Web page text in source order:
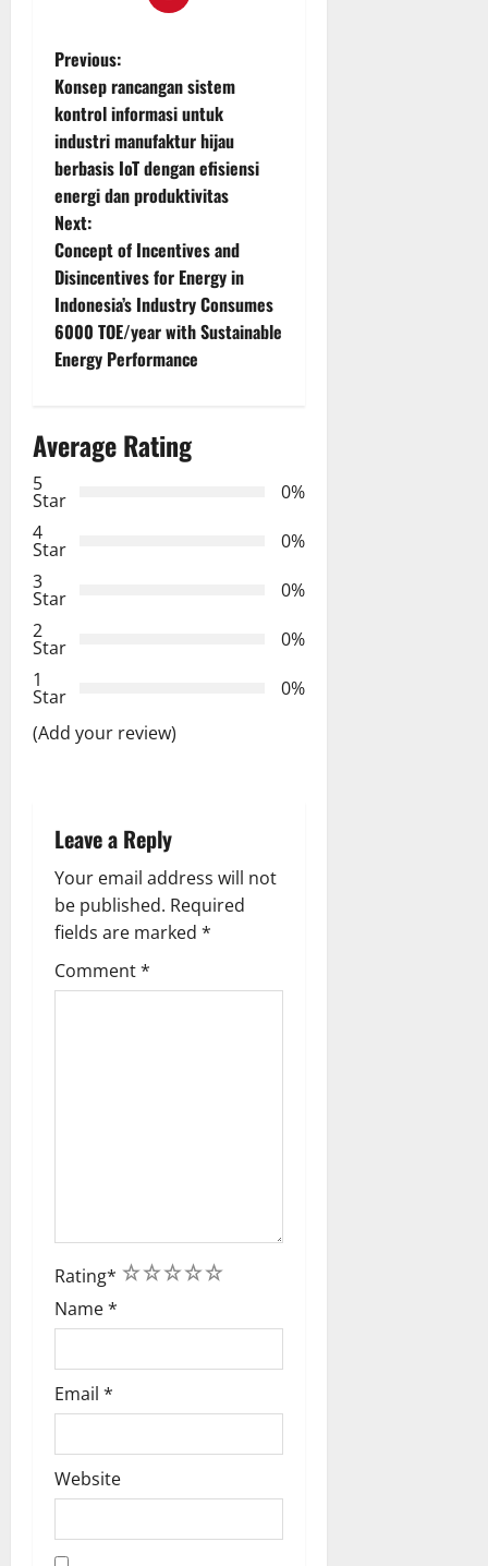
P
o
s
t
n
a
v
g
i
o
n
Previous:
Konsep rancangan sistem
kontrol informasi untuk
industri manufaktur hijau
berbasis IoT dengan efisiensi
energi dan produktivitas
Next:
Concept of Incentives and
Disincentives for Energy in
Indonesia’s Industry Consumes
6000 TOE/year with Sustainable
Energy Performance
Average Rating
5
Star
0%
4
Star
0%
3
Star
0%
2
Star
0%
1
Star
0%
(Add your review)
Leave a Reply
Your email address will not
be published. Required
fields are marked *
Comment*
Rating* 5
4
3
2
1
Name*
Email *
Website